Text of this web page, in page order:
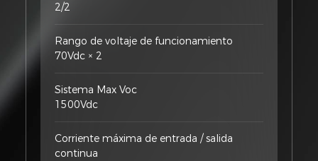
2/2
Rango de voltaje de funcionamiento
70Vdc × 2
Sistema Max Voc
1500Vdc
Corriente máxima de entrada / salida
continua